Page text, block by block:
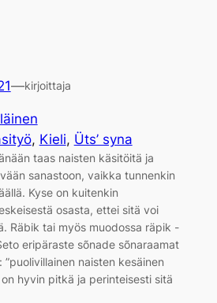
—kirjoittaja
, Kieli, Üts’ syna
taas naisten käsitöitä ja
sanastoon, vaikka tunnenkin
Kyse on kuitenkin
osasta, ettei sitä voi
Räbik tai myös muodossa räpik -
eripäraste sõnade sõnaraamat
naisten kesäinen
hyvin pitkä ja perinteisesti sitä